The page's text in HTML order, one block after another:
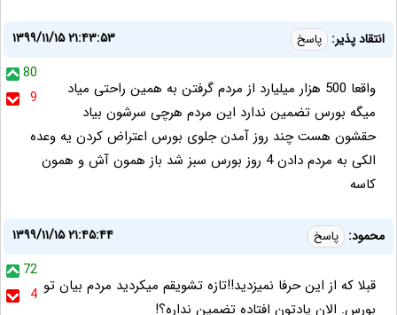
انتقاد پذیر: پاسخ
۱۳۹۹/۱۱/۱۵ ۲۱:۴۳:۵۳
80
9
واقعا 500 هزار میلیارد از مردم گرفتن به همین راحتی میاد
میگه بورس تضمین ندارد این مردم هرچی سرشون بیاد
حقشون هست چند روز آمدن جلوی بورس اعتراض کردن یه وعده
الکی به مردم دادن 4 روز بورس سبز شد باز همون آش و همون
کاسه
محمود: پاسخ
۱۳۹۹/۱۱/۱۵ ۲۱:۴۵:۴۴
72
4 قبلا که از این حرفا نمیزدید!!تازه تشویقم میکردید مردم بیان تو
بورس. الان یادتون افتاده تضمین نداره؟!